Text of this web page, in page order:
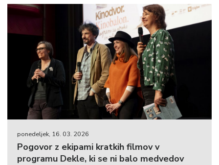
ponedeljek, 16. 03. 2026
Pogovor z ekipami kratkih filmov v
programu Dekle, ki se ni balo medvedov